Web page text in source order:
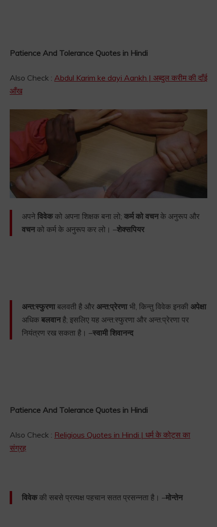
Patience And Tolerance Quotes in Hindi
Also Check : Abdul Karim ke dayi Aankh | अब्दुल करीम की दाँई
आँख
अपने विवेकको अपना शिक्षक बना लो; कर्म को वचनके अनुरूप और
वचनको कर्म के अनुरूप कर लो। –शेक्सपियर
अन्त:स्फुरणाबलवती है और अन्त:प्रेरणाभी, किन्तु विवेक इनकी अपेक्षा
अधिक बलवानहै; इसलिए यह अन्त:स्फुरणा और अन्त:प्रेरणा पर
नियंत्रण रख सकता है। –स्वामी शिवानन्द
Patience And Tolerance Quotes in Hindi
Also Check : Religious Quotes in Hindi | धर्म के कोट्स का
संग्रह
विवेककी सबसे प्रत्यक्ष पहचान सतत प्रसन्नता है। –मोन्तेन